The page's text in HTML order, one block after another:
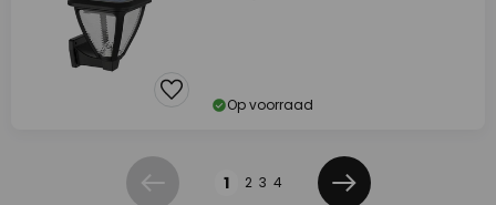
Op voorraad
Vorige 1 2 3 4
Volgende